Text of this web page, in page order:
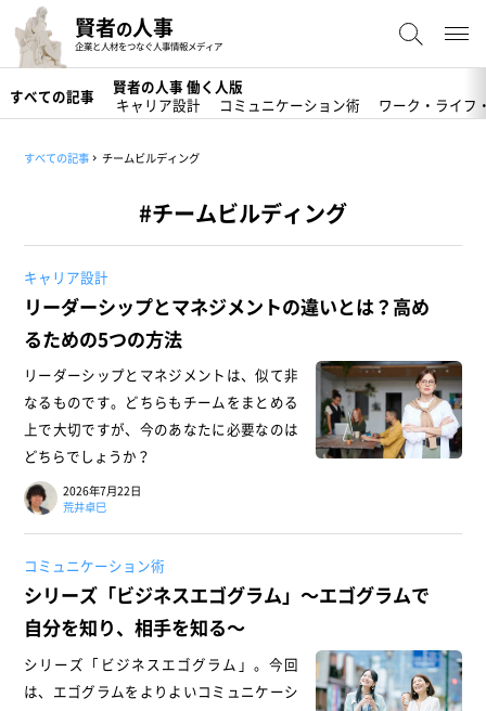
賢者の人事
企業と人材をつなぐ人事情報メディア
すべての記事
賢者の人事 働く人版
キャリア設計
コミュニケーション術 ワーク・ライフ
すべての記事 チームビルディング
#チームビルディング
キャリア設計
リーダーシップとマネジメントの違いとは？高め
るための5つの方法
リーダーシップとマネジメントは、似て非
なるものです。どちらもチームをまとめる
上で大切ですが、今のあなたに必要なのは
どちらでしょうか？
2026年7月22日
荒井卓巳
コミュニケーション術
シリーズ「ビジネスエゴグラム」～エゴグラムで
自分を知り、相手を知る～
シリーズ「ビジネスエゴグラム」。今回
は、エゴグラムをよりよいコミュニケーシ